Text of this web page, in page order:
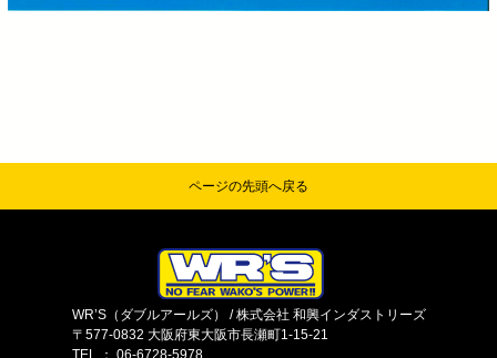
ページの先頭へ戻る
WR’S（ダブルアールズ） / 株式会社 和興インダストリーズ
〒577-0832 大阪府東大阪市長瀬町1-15-21
TEL ： 06-6728-5978